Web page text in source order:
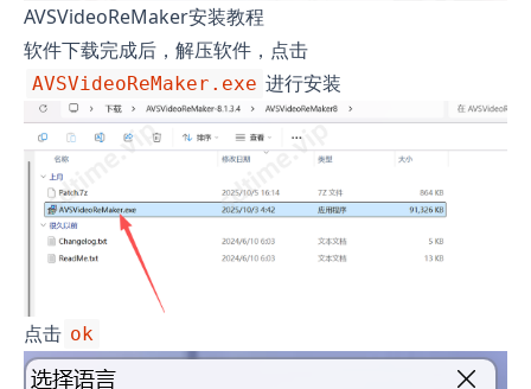
AVSVideoReMaker安装教程
软件下载完成后，解压软件，点击
AVSVideoReMaker.exe 进行安装
点击 ok